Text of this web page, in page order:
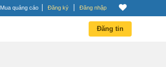
Mua quảng cáo Đăng ký Đăng nhập
Đăng tin